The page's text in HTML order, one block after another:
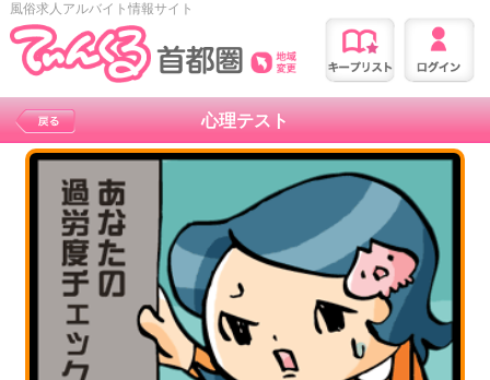
風俗求人アルバイト情報サイト
心理テスト